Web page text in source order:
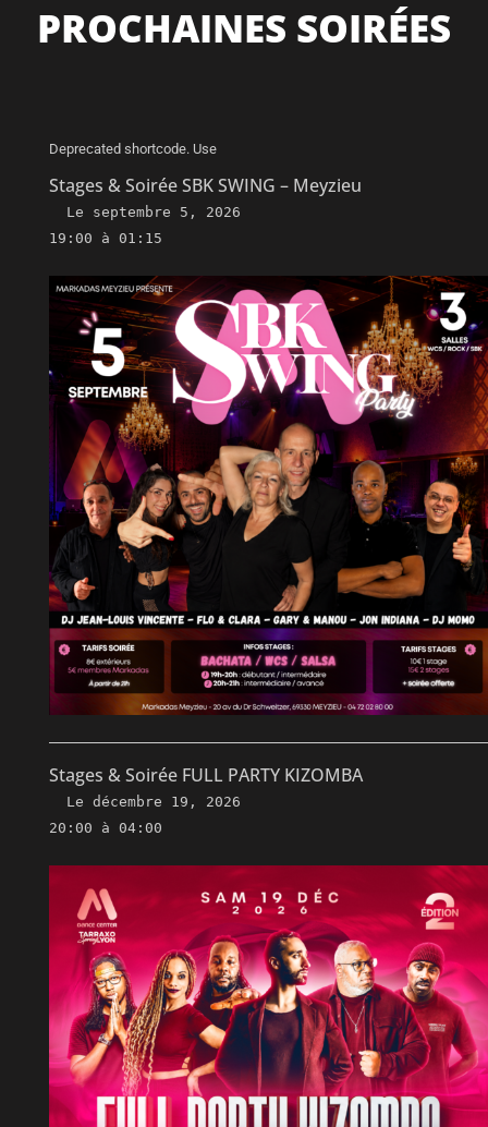
PROCHAINES SOIRÉES
Deprecated shortcode. Use
Stages & Soirée SBK SWING – Meyzieu
Le septembre 5, 2026
19:00 à 01:15
Stages & Soirée FULL PARTY KIZOMBA
Le décembre 19, 2026
20:00 à 04:00